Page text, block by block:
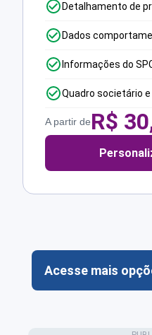
Detalhamento de
Dados
Informações do
Quadro societário
A partir deR$
Acesse mais